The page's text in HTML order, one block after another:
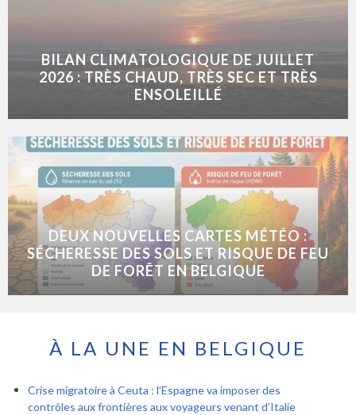
BILAN CLIMATOLOGIQUE DE JUILLET
2026 : TRÈS CHAUD, TRÈS SEC ET TRÈS
ENSOLEILLÉ
DEUX NOUVELLES CARTES MÉTÉO :
SÉCHERESSE DES SOLS ET RISQUE DE FEU
DE FORÊT EN BELGIQUE
À LA UNE EN BELGIQUE
Crise migratoire à Ceuta : l’Espagne va imposer des
contrôles aux frontières aux voyageurs venant d’Italie